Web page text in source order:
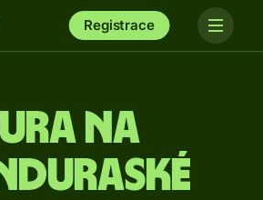
Registrace
na